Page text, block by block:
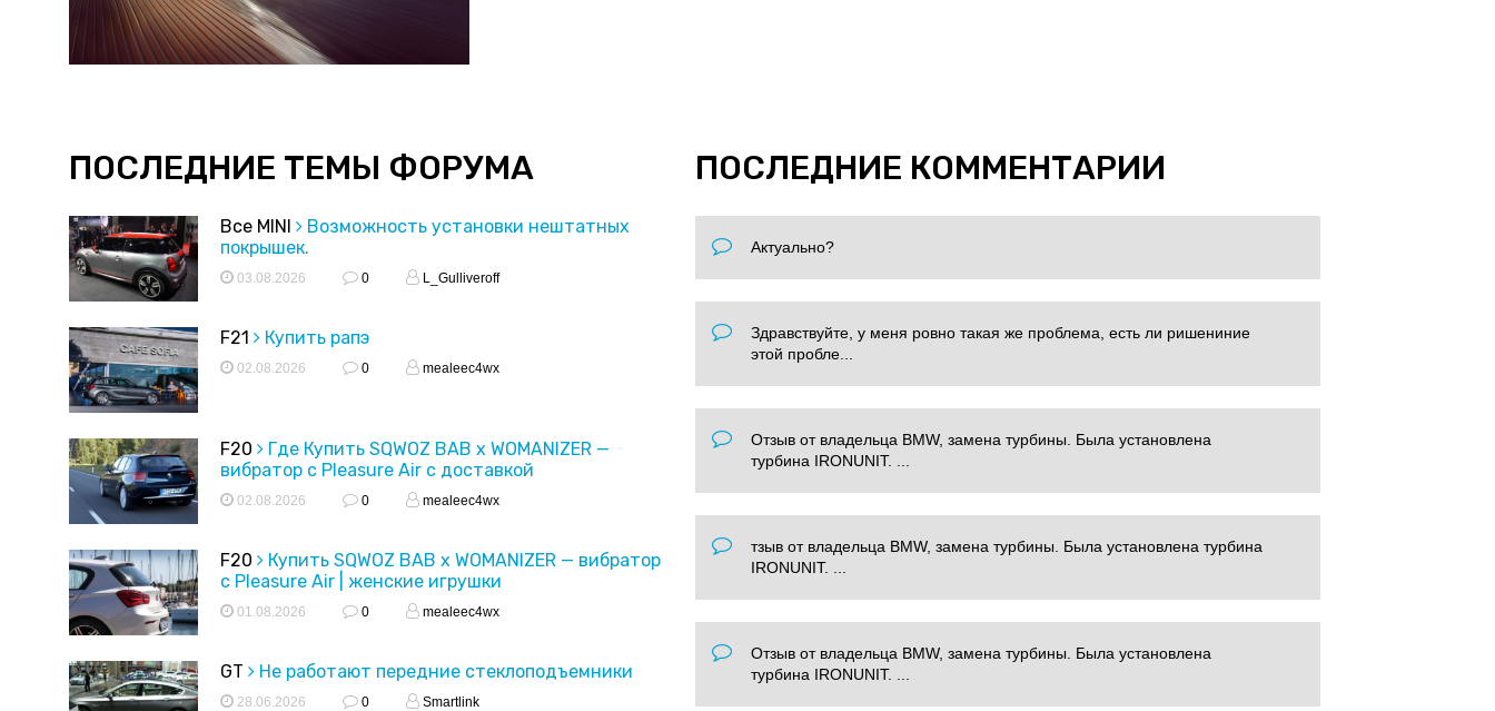
ПОСЛЕДНИЕ ТЕМЫ ФОРУМА
Все MINI
Возможность установки нештатных
покрышек.
03.08.2026 0 L_Gulliveroff
F21 Купить рапэ
02.08.2026 0 mealeec4wx
F20
Где Купить SQWOZ BAB x WOMANIZER —
вибратор с Pleasure Air с доставкой
02.08.2026 0 mealeec4wx
F20
Купить SQWOZ BAB x WOMANIZER — вибратор
с Pleasure Air | женские игрушки
01.08.2026 0 mealeec4wx
GT Не работают передние стеклоподъемники
28.06.2026 0 Smartlink
ПОСЛЕДНИЕ КОММЕНТАРИИ
Актуально?
Здравствуйте, у меня ровно такая же проблема, есть ли ришениние
этой пробле...
Отзыв от владельца BMW, замена турбины. Была установлена
турбина IRONUNIT. ...
тзыв от владельца BMW, замена турбины. Была установлена турбина
IRONUNIT. ...
Отзыв от владельца BMW, замена турбины. Была установлена
турбина IRONUNIT. ...